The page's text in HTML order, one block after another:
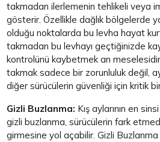
takmadan ilerlemenin tehlikeli veya
gösterir. Özellikle dağlık bölgelerde
olduğu noktalarda bu levha hayat
takmadan bu levhayı geçtiğinizde
kontrolünü kaybetmek an
takmak sadece bir zorunluluk değil,
diğer sürücülerin güvenliği için kritik
Gizli Buzlanma: Kış aylarının en
gizli buzlanma, sürücülerin fark
girmesine yol açabilir. Gizli